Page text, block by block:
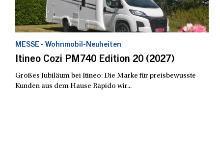
MESSE - Wohnmobil-Neuheiten
Itineo Cozi PM740 Edition 20 (2027)
Großes Jubiläum bei Itineo: Die Marke für preisbewusste
Kunden aus dem Hause Rapido wir...